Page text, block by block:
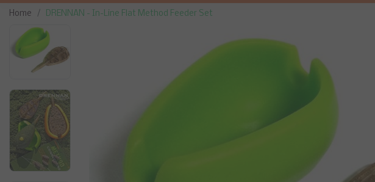
Home DRENNAN - In-Line Flat Method Feeder Set